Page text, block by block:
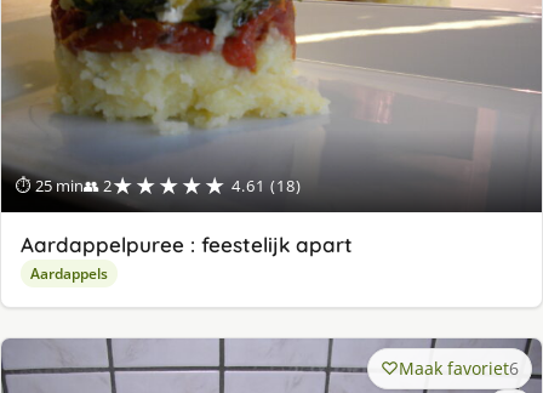
⏱ 25 min👥 2★★★★★ 4.61 (18)
Aardappelpuree : feestelijk apart
Aardappels
Maak favoriet6